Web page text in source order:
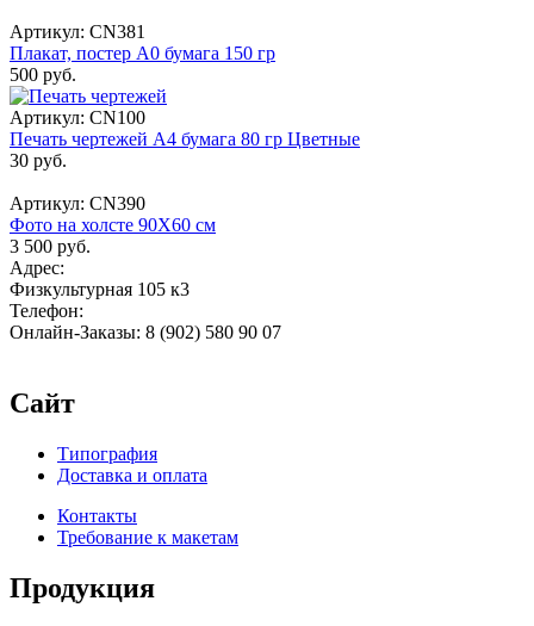
Артикул: CN381
Плакат, постер А0 бумага 150 гр
500 руб.
Артикул: CN100
Печать чертежей А4 бумага 80 гр Цветные
30 руб.
Артикул: CN390
Фото на холсте 90Х60 см
3 500 руб.
Адрес:
Физкультурная 105 к3
Телефон:
Онлайн-Заказы: 8 (902) 580 90 07
Сайт
Типография
Доставка и оплата
Контакты
Требование к макетам
Продукция